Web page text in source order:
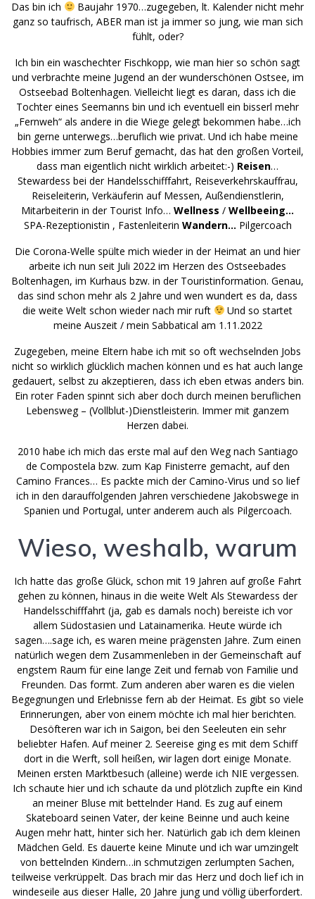
Das bin ich
Baujahr 1970…zugegeben, lt. Kalender nicht mehr
ganz so taufrisch, ABER man ist ja immer so jung, wie man sich
fühlt, oder?
Ich bin ein waschechter Fischkopp, wie man hier so schön sagt
und verbrachte meine Jugend an der wunderschönen Ostsee, im
Ostseebad Boltenhagen. Vielleicht liegt es daran, dass ich die
Tochter eines Seemanns bin und ich eventuell ein bisserl mehr
„Fernweh“ als andere in die Wiege gelegt bekommen habe…ich
bin gerne unterwegs…beruflich wie privat. Und ich habe meine
Hobbies immer zum Beruf gemacht, das hat den großen Vorteil,
dass man eigentlich nicht wirklich arbeitet:-) Reisen…
Stewardess bei der Handelsschifffahrt, Reiseverkehrskauffrau,
Reiseleiterin, Verkäuferin auf Messen, Außendienstlerin,
Mitarbeiterin in der Tourist Info… Wellness / Wellbeeing…
SPA-Rezeptionistin , Fastenleiterin Wandern… Pilgercoach
Die Corona-Welle spülte mich wieder in der Heimat an und hier
arbeite ich nun seit Juli 2022 im Herzen des Ostseebades
Boltenhagen, im Kurhaus bzw. in der Touristinformation. Genau,
das sind schon mehr als 2 Jahre und wen wundert es da, dass
die weite Welt schon wieder nach mir ruft
Und so startet
meine Auszeit / mein Sabbatical am 1.11.2022
Zugegeben, meine Eltern habe ich mit so oft wechselnden Jobs
nicht so wirklich glücklich machen können und es hat auch lange
gedauert, selbst zu akzeptieren, dass ich eben etwas anders bin.
Ein roter Faden spinnt sich aber doch durch meinen beruflichen
Lebensweg – (Vollblut-)Dienstleisterin. Immer mit ganzem
Herzen dabei.
2010 habe ich mich das erste mal auf den Weg nach Santiago
de Compostela bzw. zum Kap Finisterre gemacht, auf den
Camino Frances… Es packte mich der Camino-Virus und so lief
ich in den darauffolgenden Jahren verschiedene Jakobswege in
Spanien und Portugal, unter anderem auch als Pilgercoach.
Wieso, weshalb, warum
Ich hatte das große Glück, schon mit 19 Jahren auf große Fahrt
gehen zu können, hinaus in die weite Welt Als Stewardess der
Handelsschifffahrt (ja, gab es damals noch) bereiste ich vor
allem Südostasien und Latainamerika. Heute würde ich
sagen….sage ich, es waren meine prägensten Jahre. Zum einen
natürlich wegen dem Zusammenleben in der Gemeinschaft auf
engstem Raum für eine lange Zeit und fernab von Familie und
Freunden. Das formt. Zum anderen aber waren es die vielen
Begegnungen und Erlebnisse fern ab der Heimat. Es gibt so viele
Erinnerungen, aber von einem möchte ich mal hier berichten.
Desöfteren war ich in Saigon, bei den Seeleuten ein sehr
beliebter Hafen. Auf meiner 2. Seereise ging es mit dem Schiff
dort in die Werft, soll heißen, wir lagen dort einige Monate.
Meinen ersten Marktbesuch (alleine) werde ich NIE vergessen.
Ich schaute hier und ich schaute da und plötzlich zupfte ein Kind
an meiner Bluse mit bettelnder Hand. Es zug auf einem
Skateboard seinen Vater, der keine Beinne und auch keine
Augen mehr hatt, hinter sich her. Natürlich gab ich dem kleinen
Mädchen Geld. Es dauerte keine Minute und ich war umzingelt
von bettelnden Kindern…in schmutzigen zerlumpten Sachen,
teilweise verkrüppelt. Das brach mir das Herz und doch lief ich in
windeseile aus dieser Halle, 20 Jahre jung und völlig überfordert.